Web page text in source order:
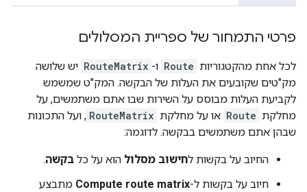
פרטי התמחור של ספריית המסלולים
לכל אחת מהקטגוריות Route ו- RouteMatrix יש שלושה
מק"טים שקובעים את העלות של הבקשה. המק"ט שמשמש
לקביעת העלות מבוסס על השירות שבו אתם משתמשים, על
מחלקת Route או על מחלקת RouteMatrix , ועל התכונות
שבהן אתם משתמשים בבקשה. לדוגמה:
החיוב על בקשות לחישוב מסלול הוא על כל בקשה.
חיוב על בקשות ל-Compute route matrix מתבצע